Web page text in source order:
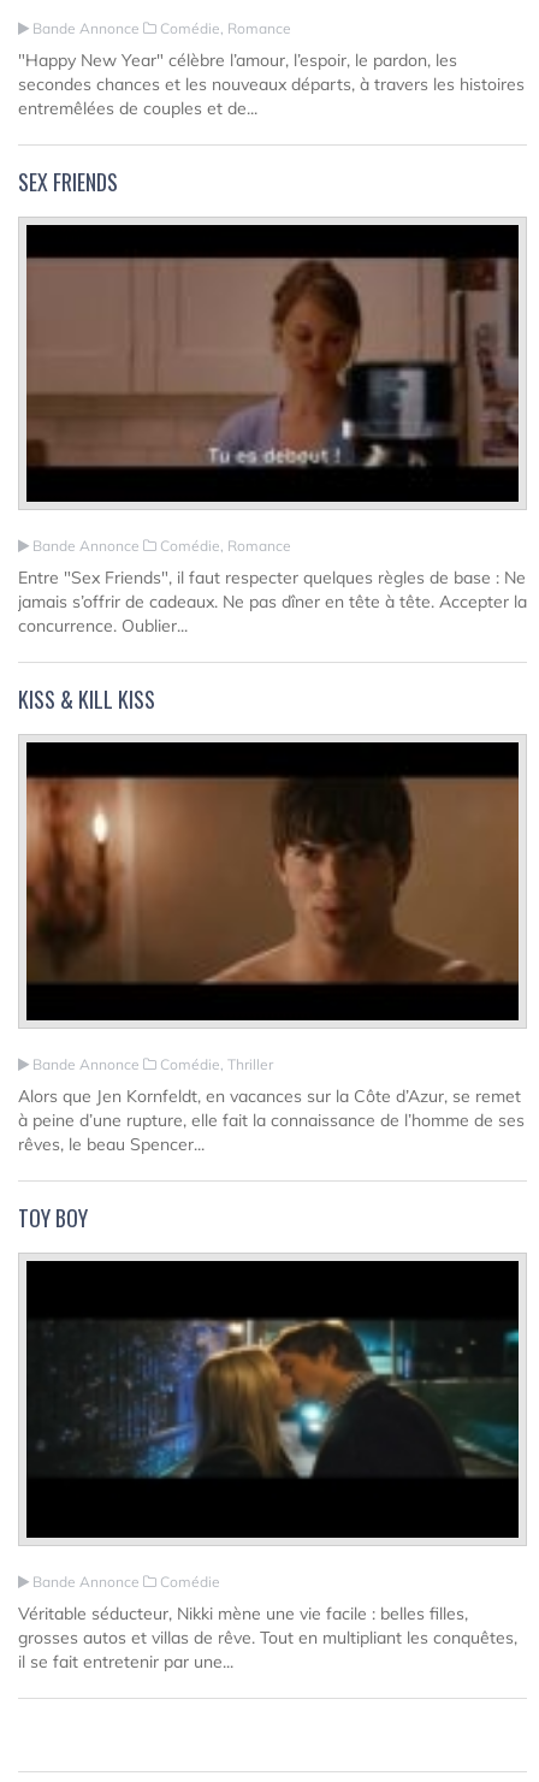
Bande Annonce Comédie, Romance
"Happy New Year" célèbre l’amour, l’espoir, le pardon, les
secondes chances et les nouveaux départs, à travers les histoires
entremêlées de couples et de...
SEX FRIENDS
Bande Annonce Comédie, Romance
Entre "Sex Friends", il faut respecter quelques règles de base : Ne
jamais s’offrir de cadeaux. Ne pas dîner en tête à tête. Accepter la
concurrence. Oublier...
KISS & KILL KISS
Bande Annonce Comédie, Thriller
Alors que Jen Kornfeldt, en vacances sur la Côte d’Azur, se remet
à peine d’une rupture, elle fait la connaissance de l’homme de ses
rêves, le beau Spencer...
TOY BOY
Bande Annonce Comédie
Véritable séducteur, Nikki mène une vie facile : belles filles,
grosses autos et villas de rêve. Tout en multipliant les conquêtes,
il se fait entretenir par une...